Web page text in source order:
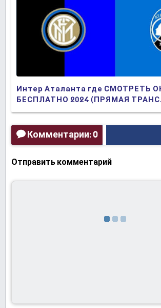
Интер Аталанта где СМОТРЕТЬ
БЕСПЛАТНО 2024 (ПРЯМАЯ
Комментарии: 0
Отправить комментарий